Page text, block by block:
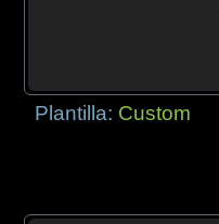
Plantilla: Custom